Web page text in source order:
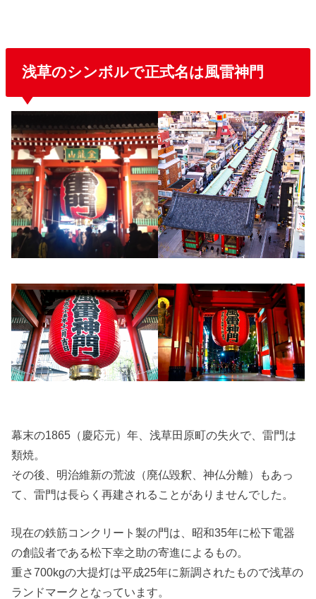
浅草のシンボルで正式名は風雷神門
幕末の1865（慶応元）年、浅草田原町の失火で、雷門は
類焼。
その後、明治維新の荒波（廃仏毀釈、神仏分離）もあっ
て、雷門は長らく再建されることがありませんでした。
現在の鉄筋コンクリート製の門は、昭和35年に松下電器
の創設者である松下幸之助の寄進によるもの。
重さ700kgの大提灯は平成25年に新調されたもので浅草の
ランドマークとなっています。